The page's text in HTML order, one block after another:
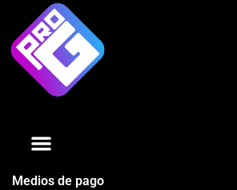
Medios de pago